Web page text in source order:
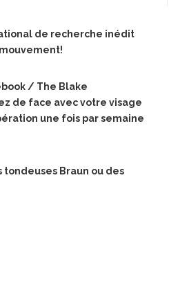
de recherche inédit
/ The Blake
de face avec votre visage
une fois par semaine
Braun ou des